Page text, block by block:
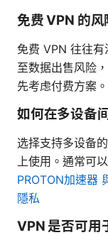
免费 VPN 的风
免费 VPN 往往
至数据出售风险
先考虑付费方案。
如何在多设备
选择支持多设备
上使用。通常可
PROTON加速器
隱私
VPN 是否可用